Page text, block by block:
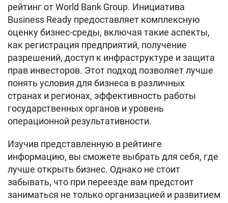
рейтинг от World Bank Group. Инициатива
Business Ready предоставляет комплексную
оценку бизнес-среды, включая такие аспекты,
как регистрация предприятий, получение
разрешений, доступ к инфраструктуре и защита
прав инвесторов. Этот подход позволяет лучше
понять условия для бизнеса в различных
странах и регионах, эффективность работы
государственных органов и уровень
операционной результативности.
Изучив представленную в рейтинге
информацию, вы сможете выбрать для себя, где
лучше открыть бизнес. Однако не стоит
забывать, что при переезде вам предстоит
заниматься не только организацией и развитием